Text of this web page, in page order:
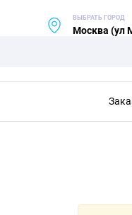
ВЫБРАТЬ ГОРОД
Москва (ул